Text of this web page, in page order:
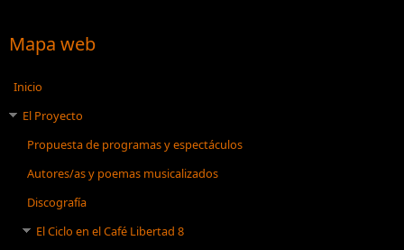
Mapa web
Inicio
El Proyecto
Propuesta de programas y espectáculos
Autores/as y poemas musicalizados
Discografía
El Ciclo en el Café Libertad 8